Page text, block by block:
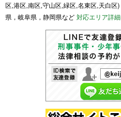
区,港区,南区,守山区,緑区,名東区,天白区
県，岐阜県，静岡県など対応エリア詳